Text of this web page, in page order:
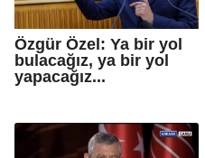
Özgür Özel: Ya bir yol
bulacağız, ya bir yol
yapacağız...